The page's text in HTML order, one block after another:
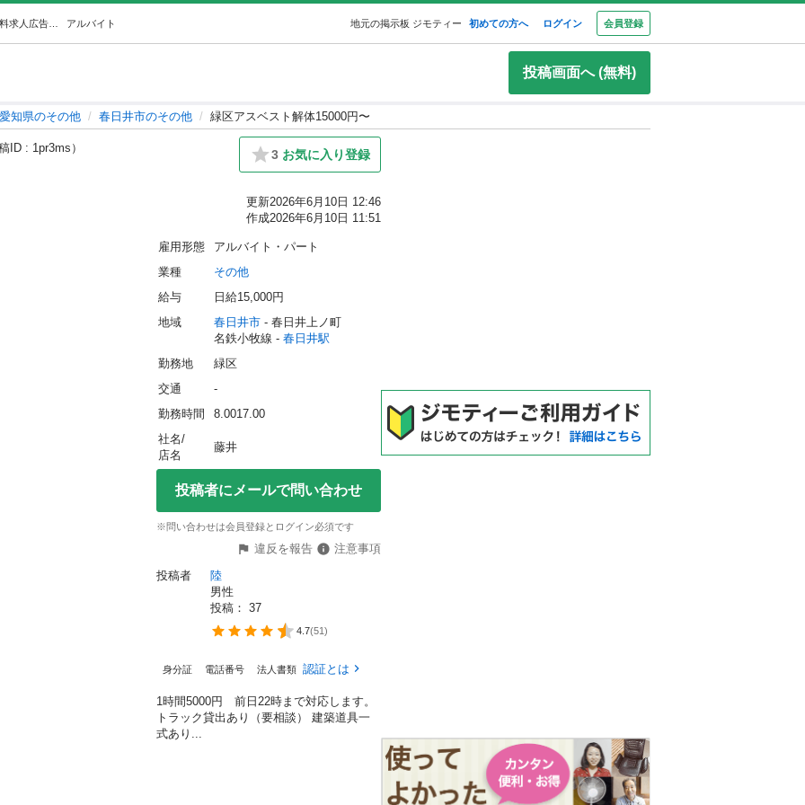
アルバイト 地元の掲示板 ジモティー 初めての方へ ログイン 会員登録
投稿画面へ (無料)
愛知県のその他 春日井市のその他 緑区アスベスト解体15000円〜
ID : 1pr3ms） 3 お気に入り登録
更新2026年6月10日 12:46
作成2026年6月10日 11:51
雇用形態
アルバイト・パート
業種
その他
給与
日給15,000円
地域
春日井市 - 春日井上ノ町
名鉄小牧線 - 春日井駅
勤務地
緑区
交通
-
勤務時間
8.0017.00
社名/
店名
藤井
投稿者にメールで問い合わせ
※問い合わせは会員登録とログイン必須です
違反を報告
注意事項
投稿者
陸
男性
投稿： 37
4.7(51)
身分証 電話番号 法人書類 認証とは
1時間5000円 前日22時まで対応します。
トラック貸出あり（要相談） 建築道具一
式あり...